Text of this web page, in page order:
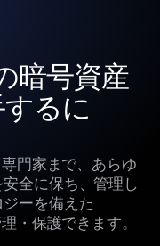
暗号資産
るに
門家まで、あらゆ
全に保ち、管理し
ーを備えた
・保護できます。